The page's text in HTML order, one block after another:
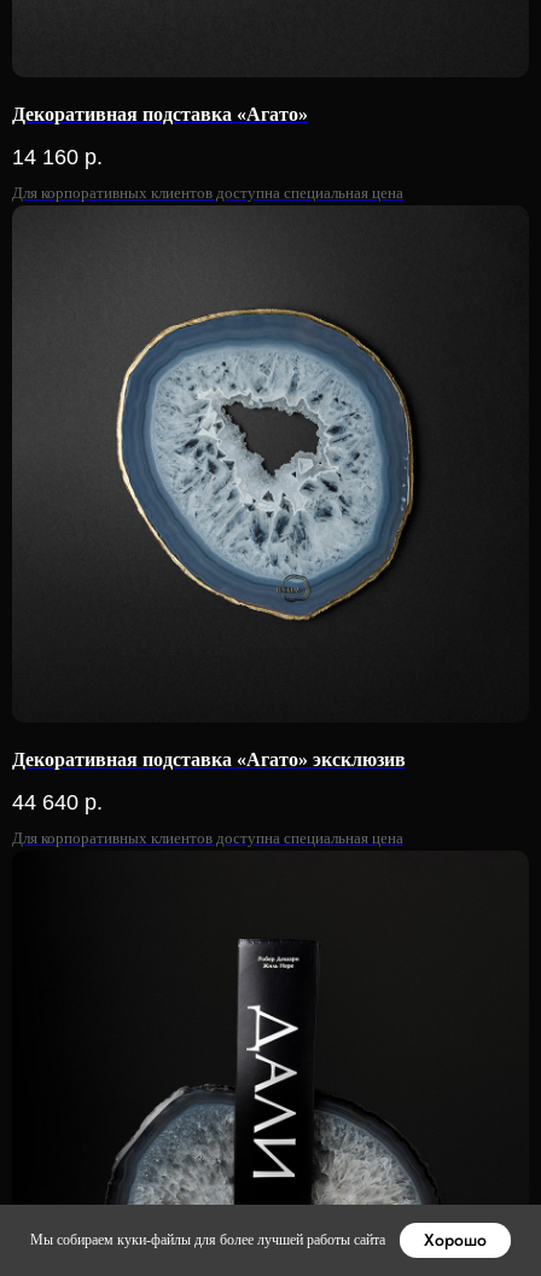
Мы собираем куки-файлы для более лучшей работы сайта Хорошо
Декоративная подставка «Агато»
14 160 р.
Для корпоративных клиентов доступна специальная цена
Декоративная подставка «Агато» эксклюзив
44 640 р.
Для корпоративных клиентов доступна специальная цена